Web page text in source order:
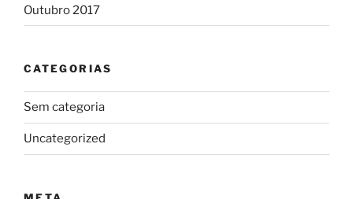
Outubro 2017
CATEGORIAS
Sem categoria
Uncategorized